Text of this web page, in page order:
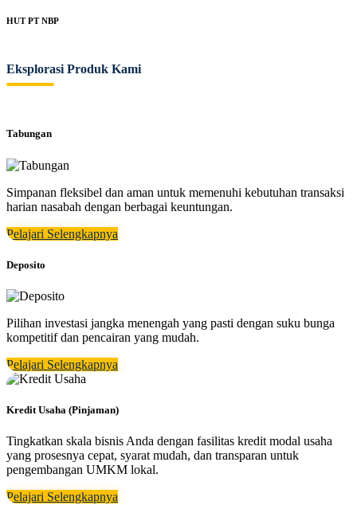
HUT PT NBP
Eksplorasi Produk Kami
Tabungan
Simpanan fleksibel dan aman untuk memenuhi kebutuhan transaksi
harian nasabah dengan berbagai keuntungan.
Pelajari Selengkapnya
Deposito
Pilihan investasi jangka menengah yang pasti dengan suku bunga
kompetitif dan pencairan yang mudah.
Pelajari Selengkapnya
Kredit Usaha (Pinjaman)
Tingkatkan skala bisnis Anda dengan fasilitas kredit modal usaha
yang prosesnya cepat, syarat mudah, dan transparan untuk
pengembangan UMKM lokal.
Pelajari Selengkapnya